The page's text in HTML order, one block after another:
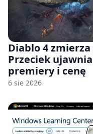
Diablo 4
Przeciek
premiery i cenę
6 sie 2026